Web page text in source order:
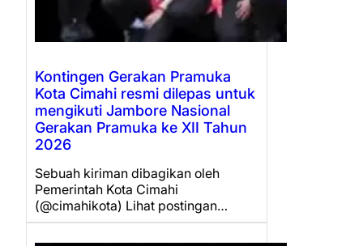
Kontingen Gerakan Pramuka
Kota Cimahi resmi dilepas untuk
mengikuti Jambore Nasional
Gerakan Pramuka ke XII Tahun
2026
Sebuah kiriman dibagikan oleh
Pemerintah Kota Cimahi
(@cimahikota) Lihat postingan…